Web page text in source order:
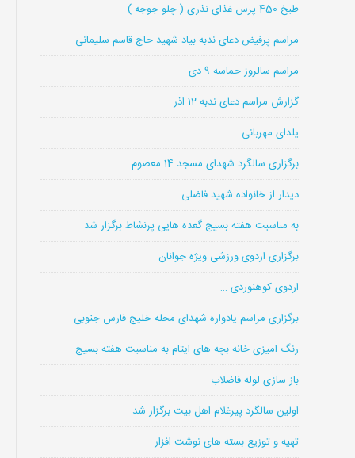
طبخ 450 پرس غذای نذری ( چلو جوجه )
مراسم پرفیض دعای ندبه بیاد شهید حاج قاسم سلیمانی
مراسم سالروز حماسه 9 دی
گزارش مراسم دعای ندبه 12 اذر
یلدای مهربانی
برگزاری سالگرد شهدای مسجد 14 معصوم
دیدار از خانواده شهید فاضلی
به مناسبت هفته بسیج گعده هایی پرنشاط برگزار شد
برگزاری اردوی ورزشی ویژه جوانان
اردوی کوهنوردی …
برگزاری مراسم یادواره شهدای محله خلیج فارس جنوبی
رنگ امیزی خانه بچه های ایتام به مناسبت هفته بسیج
باز سازی لوله فاضلاب
اولین سالگرد پیرغلام اهل بیت برگزار شد
تهیه و توزیع بسته های نوشت افزار